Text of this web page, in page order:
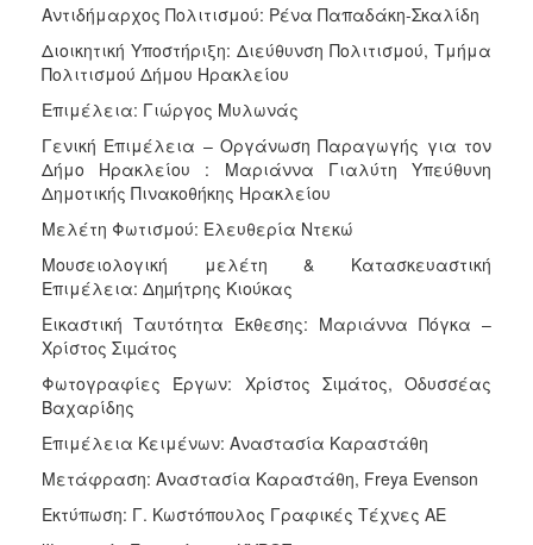
Αντιδήμαρχος Πολιτισμού: Ρένα Παπαδάκη-Σκαλίδη
Διοικητική Υποστήριξη: Διεύθυνση Πολιτισμού, Τμήμα
Πολιτισμού Δήμου Ηρακλείου
Επιμέλεια: Γιώργος Μυλωνάς
Γενική Επιμέλεια – Οργάνωση Παραγωγής για τον
Δήμο Ηρακλείου : Μαριάννα Γιαλύτη Υπεύθυνη
Δημοτικής Πινακοθήκης Ηρακλείου
Μελέτη Φωτισμού: Ελευθερία Ντεκώ
Μουσειολογική μελέτη & Κατασκευαστική
Επιμέλεια: Δηµήτρης Κιούκας
Εικαστική Ταυτότητα Έκθεσης: Μαριάννα Πόγκα –
Xρίστος Σιµάτος
Φωτογραφίες Έργων: Χρίστος Σιµάτος, Οδυσσέας
Βαχαρίδης
Επιμέλεια Κειμένων: Αναστασία Καραστάθη
Μετάφραση: Αναστασία Καραστάθη, Freya Evenson
Εκτύπωση: Γ. Κωστόπουλος Γραφικές Τέχνες ΑΕ